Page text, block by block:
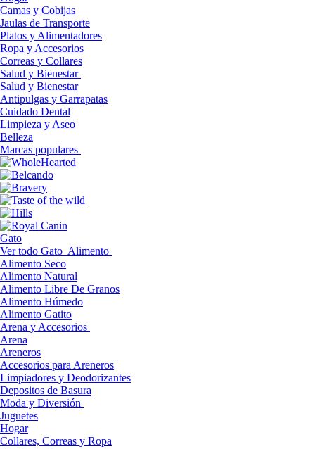
Camas y Cobijas
Jaulas de Transporte
Platos y Alimentadores
Ropa y Accesorios
Correas y Collares
Salud y Bienestar
Salud y Bienestar
Antipulgas y Garrapatas
Cuidado Dental
Limpieza y Aseo
Belleza
Marcas populares
Gato
Ver todo Gato Alimento
Alimento Seco
Alimento Natural
Alimento Libre De Granos
Alimento Húmedo
Alimento Gatito
Arena y Accesorios
Arena
Areneros
Accesorios para Areneros
Limpiadores y Deodorizantes
Depositos de Basura
Moda y Diversión
Juguetes
Hogar
Collares, Correas y Ropa